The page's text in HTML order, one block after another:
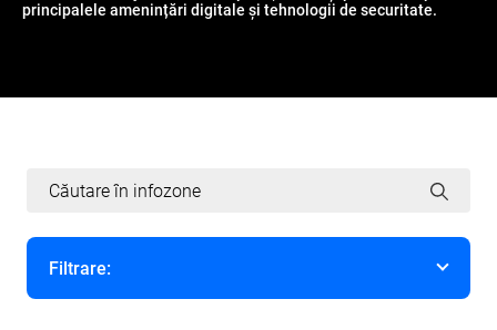
principalele amenințări digitale și tehnologii de securitate.
Filtrare: